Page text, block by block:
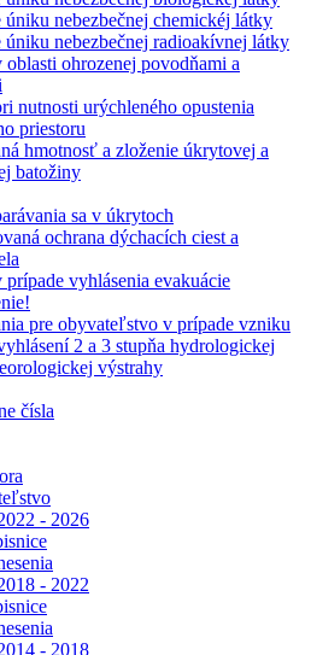
nebezbečnej chemickéj látky
nebezbečnej radioakívnej látky
ohrozenej povodňami a
nutnosti urýchleného opustenia
priestoru
hmotnosť a zloženie úkrytovej a
batožiny
sa v úkrytoch
ochrana dýchacích ciest a
vyhlásenia evakuácie
pre obyvateľstvo v prípade vzniku
2 a 3 stupňa hydrologickej
výstrahy
čísla
- 2026
- 2022
- 2018